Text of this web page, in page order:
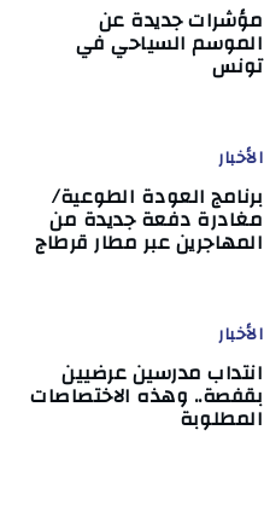
مؤشرات جديدة عن
الموسم السياحي في
تونس
الأخبار
برنامج العودة الطوعية/
مغادرة دفعة جديدة من
المهاجرين عبر مطار قرطاج
الأخبار
انتداب مدرسين عرضيين
بقفصة.. وهذه الاختصاصات
المطلوبة